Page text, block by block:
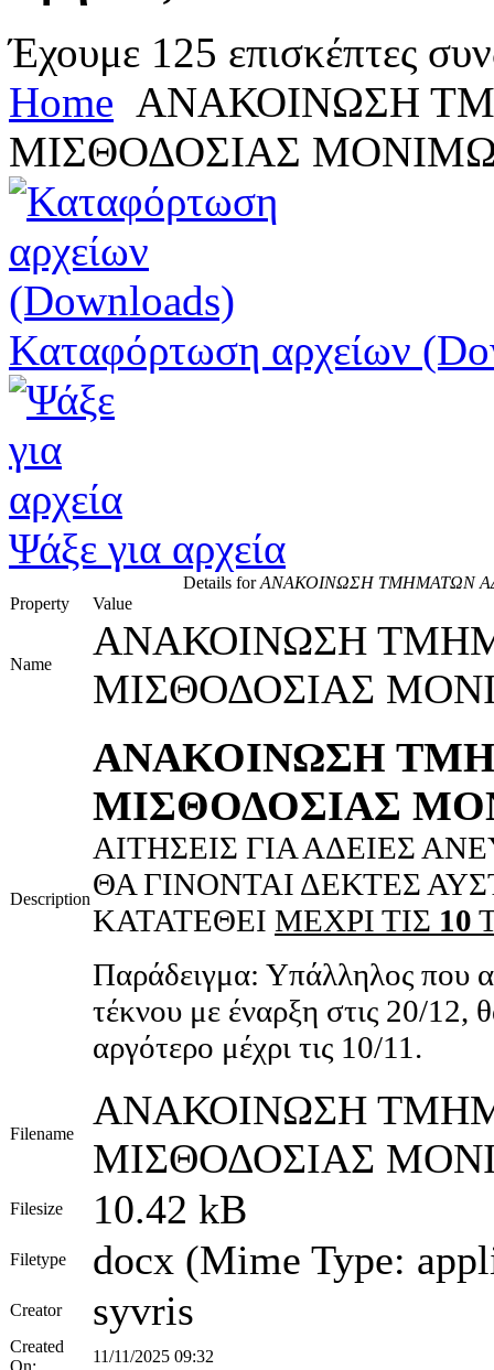
Έχουμε 125 επισκέπτες
Home ΑΝΑΚΟΙΝΩΣΗ
ΜΙΣΘΟΔΟΣΙΑΣ
Καταφόρτωση αρχείων
Ψάξε για αρχεία
Details forΑΝΑΚΟΙΝΩΣΗ ΤΜΗΜΑΤΩΝ
Property
Value
Name
ΑΝΑΚΟΙΝΩΣΗ
ΜΙΣΘΟΔΟΣΙΑΣ
Description
ΑΝΑΚΟΙΝΩΣΗ
ΜΙΣΘΟΔΟΣΙΑΣ
ΑΙΤΗΣΕΙΣ ΓΙΑ ΑΔΕΙΕΣ
ΘΑ ΓΙΝΟΝΤΑΙ ΔΕΚΤΕΣ
ΚΑΤΑΤΕΘΕΙ ΜΕΧΡΙ ΤΙΣ 10
Παράδειγμα: Υπάλληλος που
τέκνου με έναρξη στις 20/12,
αργότερο μέχρι τις 10/11.
Filename
ΑΝΑΚΟΙΝΩΣΗ
ΜΙΣΘΟΔΟΣΙΑΣ
Filesize 10.42 kB
Filetype docx (Mime Type:
Creator syvris
Created
On:
11/11/2025 09:32